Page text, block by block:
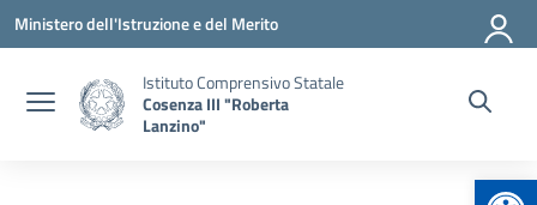
Vai ai contenuti
Vai al menu di navigazione
Vai al footer
Ministero dell'Istruzione e del Merito
Istituto Comprensivo Statale
Cosenza III "Roberta
Lanzino"